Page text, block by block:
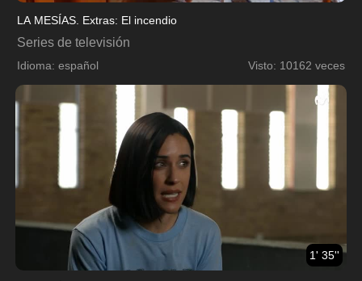
LA MESÍAS. Extras: El incendio
Series de televisión
Idioma: español Visto: 10162 veces
1' 35''